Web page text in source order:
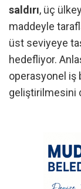
saldırı, üç
maddeyle
üst seviyeye
hedefliyor.
operasyonel iş
geliştirilmesini